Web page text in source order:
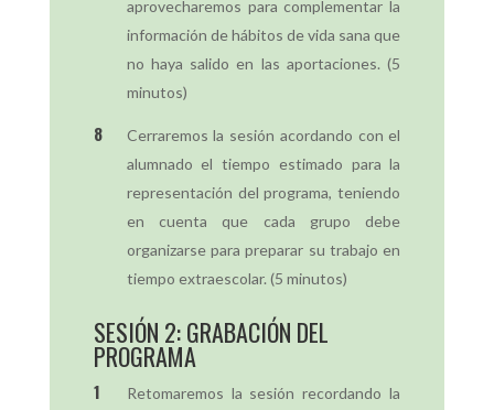
aprovecharemos para complementar la
información de hábitos de vida sana que
no haya salido en las aportaciones. (5
minutos)
Cerraremos la sesión acordando con el
alumnado el tiempo estimado para la
representación del programa, teniendo
en cuenta que cada grupo debe
organizarse para preparar su trabajo en
tiempo extraescolar. (5 minutos)
SESIÓN 2: GRABACIÓN DEL
PROGRAMA
Retomaremos la sesión recordando la